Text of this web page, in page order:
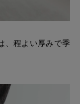
、程よい厚みで季